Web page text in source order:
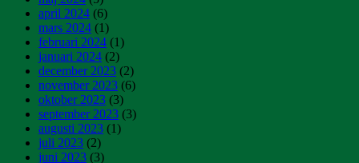
april 2024 (6)
mars 2024 (1)
februari 2024 (1)
januari 2024 (2)
december 2023 (2)
november 2023 (6)
oktober 2023 (3)
september 2023 (3)
augusti 2023 (1)
juli 2023 (2)
juni 2023 (3)